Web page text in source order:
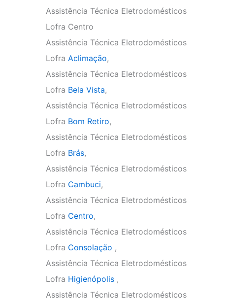
Assistência Técnica Eletrodomésticos
Lofra Centro
Assistência Técnica Eletrodomésticos
Lofra Aclimação,
Assistência Técnica Eletrodomésticos
Lofra Bela Vista,
Assistência Técnica Eletrodomésticos
Lofra Bom Retiro,
Assistência Técnica Eletrodomésticos
Lofra Brás,
Assistência Técnica Eletrodomésticos
Lofra Cambuci,
Assistência Técnica Eletrodomésticos
Lofra Centro,
Assistência Técnica Eletrodomésticos
Lofra Consolação ,
Assistência Técnica Eletrodomésticos
Lofra Higienópolis ,
Assistência Técnica Eletrodomésticos